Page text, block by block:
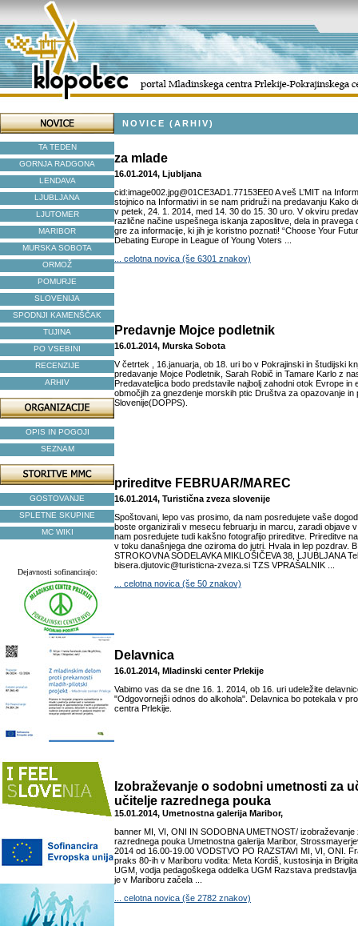
TA TEDEN
GORNJA RADGONA
LENDAVA
LJUBLJANA
LJUTOMER
MARIBOR
MURSKA SOBOTA
ORMOŽ
POMURJE
SLOVENIJA
SPODNJI KAMENŠČAK
TUJINA
PO VSEBINI
RECENZIJE
ARHIV
OPIS IN POGOJI
SEZNAM
GOSTOVANJE
SPLETNE SKUPINE
MC WIKI
Dejavnosti sofinancirajo:
NOVICE (ARHIV)
za mlade
16.01.2014, Ljubljana
cid:image002.jpg@01CE3AD1.77153EE0 A veš L’MIT na
stojnico na Informativi in se nam pridruži na predavanju Kako
v petek, 24. 1. 2014, med 14. 30 do 15. 30 uro. V okviru
različne načine uspešnega iskanja zaposlitve, dela in pravega
gre za informacije, ki jih je koristno poznati! “Choose Your
Debating Europe in League of Young Voters ...
... celotna novica (še 6301 znakov)
Predavnje Mojce podletnik
16.01.2014, Murska Sobota
V četrtek , 16.januarja, ob 18. uri bo v Pokrajinski in študijski
predavanje Mojce Podletnik, Sarah Robič in Tamare Karlo z
Predavateljica bodo predstavile najbolj zahodni otok Evrope in
območjih za gnezdenje morskih ptic Društva za opazovanje in
Slovenije(DOPPS).
prireditve FEBRUAR/MAREC
16.01.2014, Turistična zveza slovenije
Spoštovani, lepo vas prosimo, da nam posredujete vaše
boste organizirali v mesecu februarju in marcu, zaradi objave
nam posredujete tudi kakšno fotografijo prireditve. Prireditve
v toku današnjega dne oziroma do jutri. Hvala in lep pozdrav.
STROKOVNA SODELAVKA MIKLOŠIČEVA 38, LJUBLJANA
bisera.djutovic@turisticna-zveza.si TZS VPRAŠALNIK ...
... celotna novica (še 50 znakov)
Delavnica
16.01.2014, Mladinski center Prlekije
Vabimo vas da se dne 16. 1. 2014, ob 16. uri udeležite
"Odgovornejši odnos do alkohola". Delavnica bo potekala v
centra Prlekije.
Izobraževanje o sodobni umetnosti za
učitelje razrednega pouka
15.01.2014, Umetnostna galerija Maribor,
banner MI, VI, ONI IN SODOBNA UMETNOST/ izobraževanje
razrednega pouka Umetnostna galerija Maribor,
2014 od 16.00-19.00 VODSTVO PO RAZSTAVI MI, VI, ONI.
praks 80-ih v Mariboru vodita: Meta Kordiš, kustosinja in
UGM, vodja pedagoškega oddelka UGM Razstava
je v Mariboru začela ...
... celotna novica (še 2782 znakov)